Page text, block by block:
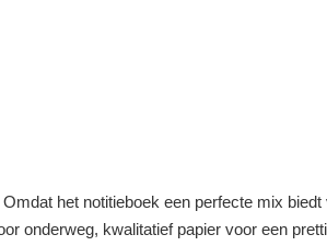
Omdat het notitieboek een perfecte mix
onderweg, kwalitatief papier voor een